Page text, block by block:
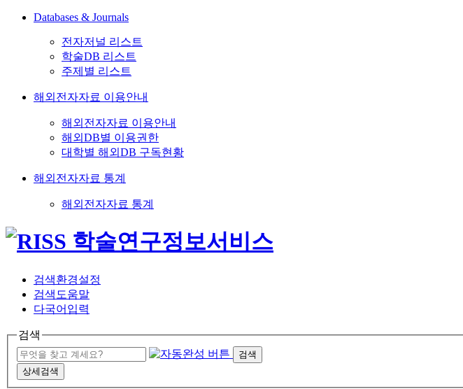
Databases & Journals
전자저널 리스트
학술DB 리스트
주제별 리스트
해외전자자료 이용안내
해외전자자료 이용안내
해외DB별 이용권한
대학별 해외DB 구독현황
해외전자자료 통계
해외전자자료 통계
검색환경설정
검색도움말
다국어입력
검색
검색
상세검색